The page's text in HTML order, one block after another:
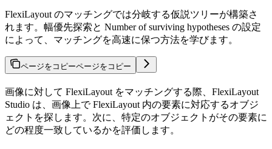
FlexiLayout のマッチングでは分岐する仮説ツリーが構築さ
れます。幅優先探索と Number of surviving hypotheses の設定
によって、マッチングを高速に保つ方法を学びます。
ページをコピーページをコピー
画像に対して FlexiLayout をマッチングする際、FlexiLayout
Studio は、画像上で FlexiLayout 内の要素に対応するオブジ
ェクトを探します。次に、特定のオブジェクトがその要素に
どの程度一致しているかを評価します。